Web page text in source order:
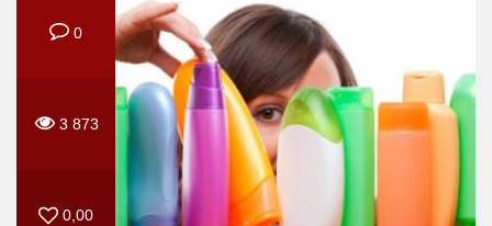
0
3 873
0,00